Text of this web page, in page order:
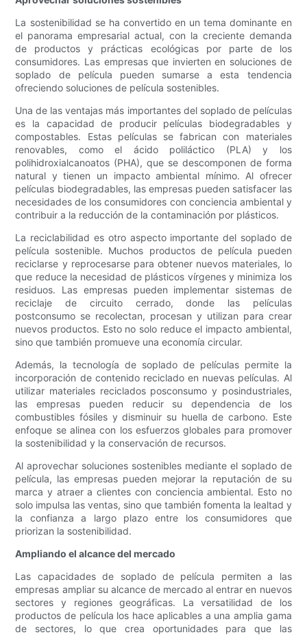
La sostenibilidad se ha convertido en un tema dominante en
el panorama empresarial actual, con la creciente demanda
de productos y prácticas ecológicas por parte de los
consumidores. Las empresas que invierten en soluciones de
soplado de película pueden sumarse a esta tendencia
ofreciendo soluciones de película sostenibles.
Una de las ventajas más importantes del soplado de películas
es la capacidad de producir películas biodegradables y
compostables. Estas películas se fabrican con materiales
renovables, como el ácido poliláctico (PLA) y los
polihidroxialcanoatos (PHA), que se descomponen de forma
natural y tienen un impacto ambiental mínimo. Al ofrecer
películas biodegradables, las empresas pueden satisfacer las
necesidades de los consumidores con conciencia ambiental y
contribuir a la reducción de la contaminación por plásticos.
La reciclabilidad es otro aspecto importante del soplado de
película sostenible. Muchos productos de película pueden
reciclarse y reprocesarse para obtener nuevos materiales, lo
que reduce la necesidad de plásticos vírgenes y minimiza los
residuos. Las empresas pueden implementar sistemas de
reciclaje de circuito cerrado, donde las películas
postconsumo se recolectan, procesan y utilizan para crear
nuevos productos. Esto no solo reduce el impacto ambiental,
sino que también promueve una economía circular.
Además, la tecnología de soplado de películas permite la
incorporación de contenido reciclado en nuevas películas. Al
utilizar materiales reciclados posconsumo y posindustriales,
las empresas pueden reducir su dependencia de los
combustibles fósiles y disminuir su huella de carbono. Este
enfoque se alinea con los esfuerzos globales para promover
la sostenibilidad y la conservación de recursos.
Al aprovechar soluciones sostenibles mediante el soplado de
película, las empresas pueden mejorar la reputación de su
marca y atraer a clientes con conciencia ambiental. Esto no
solo impulsa las ventas, sino que también fomenta la lealtad y
la confianza a largo plazo entre los consumidores que
priorizan la sostenibilidad.
Ampliando el alcance del mercado
Las capacidades de soplado de película permiten a las
empresas ampliar su alcance de mercado al entrar en nuevos
sectores y regiones geográficas. La versatilidad de los
productos de película los hace aplicables a una amplia gama
de sectores, lo que crea oportunidades para que las